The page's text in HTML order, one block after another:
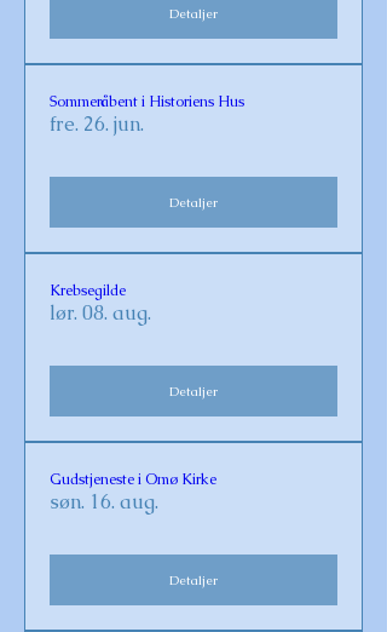
Detaljer
Sommeråbent i Historiens Hus
fre. 26. jun.
Detaljer
Krebsegilde
lør. 08. aug.
Detaljer
Gudstjeneste i Omø Kirke
søn. 16. aug.
Detaljer